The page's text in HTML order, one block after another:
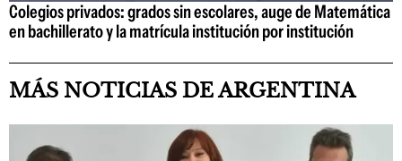
Colegios privados: grados sin escolares, auge de Matemática
en bachillerato y la matrícula institución por institución
MÁS NOTICIAS DE ARGENTINA